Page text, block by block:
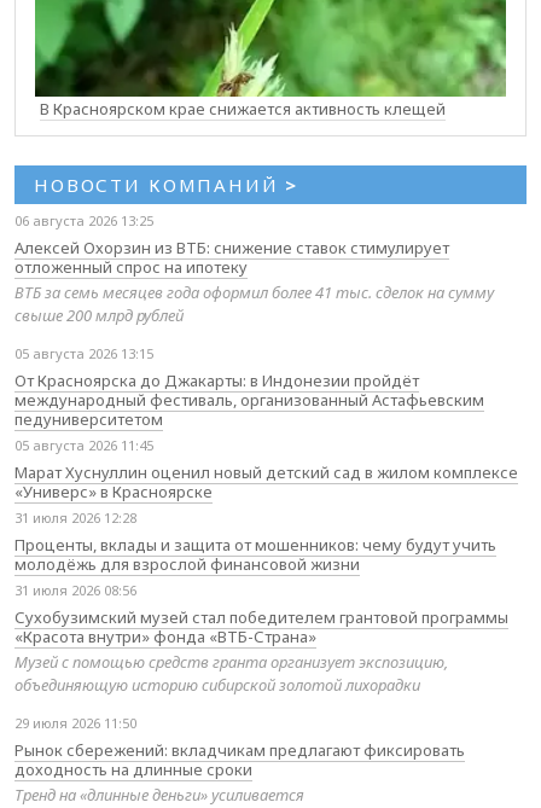
В Красноярском крае снижается активность клещей
НОВОСТИ КОМПАНИЙ >
06 августа 2026 13:25
Алексей Охорзин из ВТБ: снижение ставок стимулирует
отложенный спрос на ипотеку
ВТБ за семь месяцев года оформил более 41 тыс. сделок на сумму
свыше 200 млрд рублей
05 августа 2026 13:15
От Красноярска до Джакарты: в Индонезии пройдёт
международный фестиваль, организованный Астафьевским
педуниверситетом
05 августа 2026 11:45
Марат Хуснуллин оценил новый детский сад в жилом комплексе
«Универс» в Красноярске
31 июля 2026 12:28
Проценты, вклады и защита от мошенников: чему будут учить
молодёжь для взрослой финансовой жизни
31 июля 2026 08:56
Сухобузимский музей стал победителем грантовой программы
«Красота внутри» фонда «ВТБ-Страна»
Музей с помощью средств гранта организует экспозицию,
объединяющую историю сибирской золотой лихорадки
29 июля 2026 11:50
Рынок сбережений: вкладчикам предлагают фиксировать
доходность на длинные сроки
Тренд на «длинные деньги» усиливается